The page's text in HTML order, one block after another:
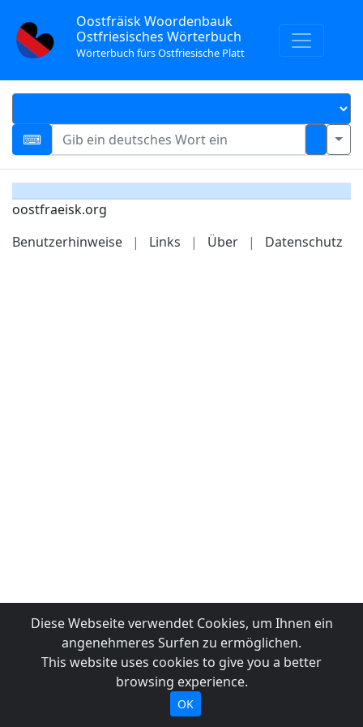
Oostfräisk Woordenbauk
Ostfriesisches Wörterbuch
Wörterbuch fürs Ostfriesische Platt
oostfraeisk.org
Benutzerhinweise
| Links | Über | Datenschutz
Diese Webseite verwendet Cookies, um Ihnen ein
angenehmeres Surfen zu ermöglichen.
This website uses cookies to give you a better
browsing experience.
OK